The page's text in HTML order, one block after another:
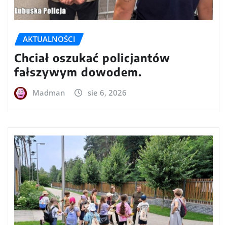
AKTUALNOŚCI
Chciał oszukać policjantów
fałszywym dowodem.
Madman sie 6, 2026